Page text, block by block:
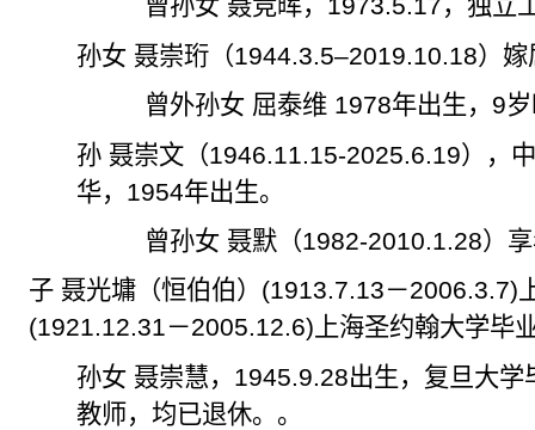
曾孙女 聂竞晖， 1973.5.17，独立
孙女 聂崇珩（1944.3.5–2019.10.18） 嫁
曾外孙女 屈泰维1978年出生， 9
孙 聂崇文（1946.11.15-2025.6.19），
华， 1954年出生。
曾孙女 聂默（1982-2010.1.28）
子 聂光墉 （恒伯伯） (1913.7.13－2006.3.7)
(1921.12.31－2005.12.6) 上海圣约翰大学毕
孙女 聂崇慧， 1945.9.28出生，复旦大学
教师，均已退休。。